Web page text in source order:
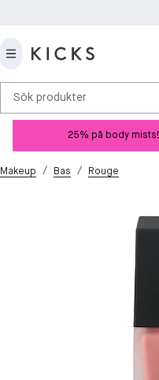
Sök produkter
25% på body mists!
Makeup / Bas / Rouge